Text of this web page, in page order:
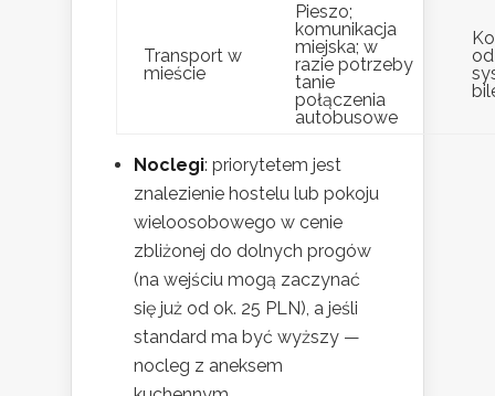
Transport w
mieście
Pieszo;
komunikacja
miejska; w
razie potrzeby
tanie
połączenia
autobusowe
Noclegi: priorytetem jest
znalezienie hostelu lub pokoju
wieloosobowego w cenie
zbliżonej do dolnych progów
(na wejściu mogą zaczynać
się już od ok. 25 PLN), a jeśli
standard ma być wyższy —
nocleg z aneksem